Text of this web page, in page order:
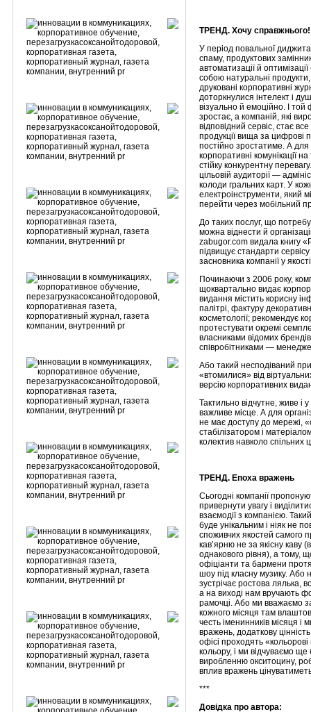
ТРЕНД. Хочу справжнього!
У період повальної
спаму, продуктових
автоматизації й
собою натуральні
друковані корпоративні
доторкнулися інтелект і
візуально й емоційно. І той
зростає, а компаній, які
відповідний сервіс, стає
продукції вища за цифрові
постійно зростатиме. А для
корпоративні комунікації
стійку конкурентну
цільовій аудиторії —
колоди гральних карт. У
електроінструменти, який
перейти через мобільний
До таких послуг, що
можна віднести й
zabugor.com видала книгу
підвищує стандарти
засновника компанії у
Починаючи з 2006 року,
щоквартально видає
видання містить корисну
палітрі, фактуру
косметології; рекомендує
протестувати окремі
власниками відомих
співробітниками —
Або такий несподіваний
«втомилися» від
версію корпоративних
Тактильно відчутне, живе і
важливе місце. А для
не має доступу до мережі,
стабілізатором і
колектив навколо спільних
ТРЕНД. Епоха вражень
Сьогодні компанії
привернути увагу і
взаємодії з компанією.
буде унікальним і ніяк не
споживчих якостей самого
кав’ярню не за якісну каву
однакового рівня), а тому,
офіціанти та бармени
шоу під класну музику. Або
зустрічає ростова
а на виході нам вручають
рамочці. Або ми вважаємо
кожного місяця там
честь іменинників місяця і
вражень, додаткову
офісі проходять «кольорові
кольору, і ми відчуваємо
виробленню окситоцину,
вплив вражень
***
Довідка про автора: